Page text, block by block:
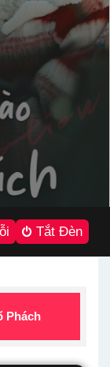
Tắt Đèn
Phách